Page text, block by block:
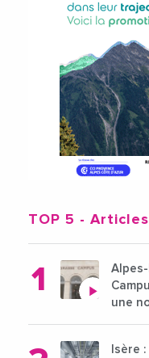
TOP 5 -
une
Isère